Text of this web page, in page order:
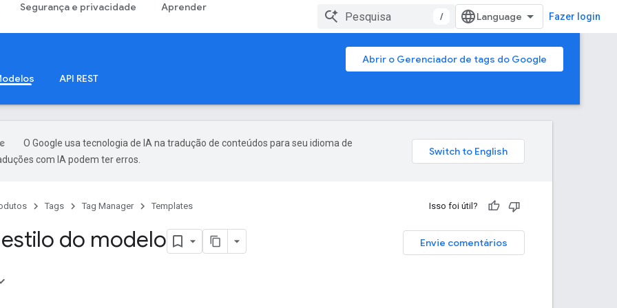
Segurança e privacidade Aprender
/ Fazer login
Abrir o Gerenciador de tags do Google
API REST
O Google usa tecnologia de IA na tradução de conteúdos para seu idioma de
com IA podem ter erros.
Tags Tag Manager Templates Isso foi útil?
Envie comentários
estilo do modelo